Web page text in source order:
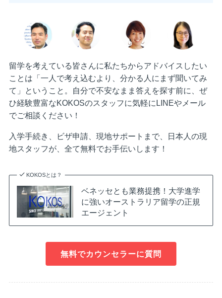
留学を考えている皆さんに私たちからアドバイスしたい
ことは「一人で考え込むより、分かる人にまず聞いてみ
て」ということ。自分で不安なまま答えを探す前に、ぜ
ひ経験豊富なKOKOSのスタッフに気軽にLINEやメール
でご相談ください！
入学手続き、ビザ申請、現地サポートまで、日本人の現
地スタッフが、全て無料でお手伝いします！
KOKOSとは？
ベネッセとも業務提携！大学進学
に強いオーストラリア留学の正規
エージェント
無料でカウンセラーに質問